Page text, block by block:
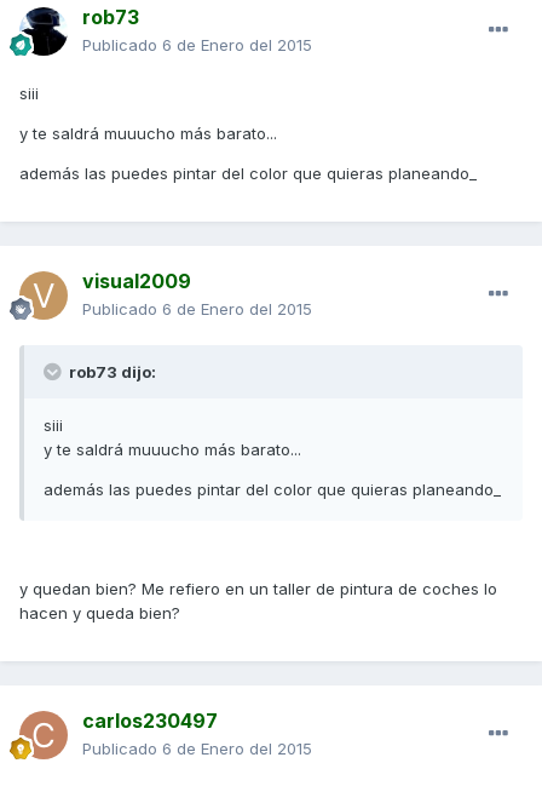
rob73
Publicado 6 de Enero del 2015
siii
y te saldrá muuucho más barato...
además las puedes pintar del color que quieras planeando_
visual2009
Publicado 6 de Enero del 2015
rob73 dijo:
siii
y te saldrá muuucho más barato...
además las puedes pintar del color que quieras planeando_
y quedan bien? Me refiero en un taller de pintura de coches lo
hacen y queda bien?
carlos230497
Publicado 6 de Enero del 2015